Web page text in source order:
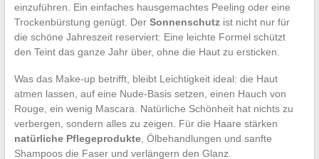
einzuführen. Ein einfaches hausgemachtes Peeling oder eine
Trockenbürstung genügt. Der Sonnenschutzist nicht nur für
die schöne Jahreszeit reserviert: Eine leichte Formel schützt
den Teint das ganze Jahr über, ohne die Haut zu ersticken.
Was das Make-up betrifft, bleibt Leichtigkeit ideal: die Haut
atmen lassen, auf eine Nude-Basis setzen, einen Hauch von
Rouge, ein wenig Mascara. Natürliche Schönheit hat nichts zu
verbergen, sondern alles zu zeigen. Für die Haare stärken
natürliche Pflegeprodukte, Ölbehandlungen und sanfte
Shampoos die Faser und verlängern den Glanz.